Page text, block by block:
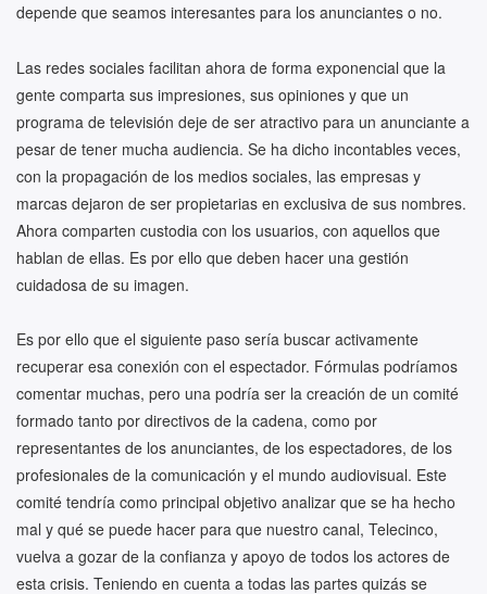
depende que seamos interesantes para los anunciantes o no.
Las redes sociales facilitan ahora de forma exponencial que la
gente comparta sus impresiones, sus opiniones y que un
programa de televisión deje de ser atractivo para un anunciante a
pesar de tener mucha audiencia. Se ha dicho incontables veces,
con la propagación de los medios sociales, las empresas y
marcas dejaron de ser propietarias en exclusiva de sus nombres.
Ahora comparten custodia con los usuarios, con aquellos que
hablan de ellas. Es por ello que deben hacer una gestión
cuidadosa de su imagen.
Es por ello que el siguiente paso sería buscar activamente
recuperar esa conexión con el espectador. Fórmulas podríamos
comentar muchas, pero una podría ser la creación de un comité
formado tanto por directivos de la cadena, como por
representantes de los anunciantes, de los espectadores, de los
profesionales de la comunicación y el mundo audiovisual. Este
comité tendría como principal objetivo analizar que se ha hecho
mal y qué se puede hacer para que nuestro canal, Telecinco,
vuelva a gozar de la confianza y apoyo de todos los actores de
esta crisis. Teniendo en cuenta a todas las partes quizás se